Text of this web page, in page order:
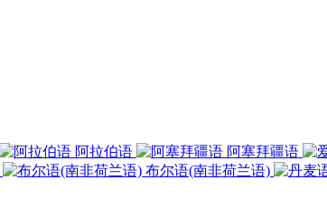
阿拉伯语 阿塞拜疆语
布尔语(南非荷兰语)